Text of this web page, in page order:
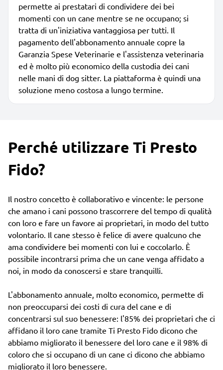
permette ai prestatari di condividere dei bei
momenti con un cane mentre se ne occupano; si
tratta di un'iniziativa vantaggiosa per tutti. Il
pagamento dell'abbonamento annuale copre la
Garanzia Spese Veterinarie e l'assistenza veterinaria
ed è molto più economico della custodia dei cani
nelle mani di dog sitter. La piattaforma è quindi una
soluzione meno costosa a lungo termine.
Perché utilizzare Ti Presto
Fido?
Il nostro concetto è collaborativo e vincente: le persone
che amano i cani possono trascorrere del tempo di qualità
con loro e fare un favore ai proprietari, in modo del tutto
volontario. Il cane stesso è felice di avere qualcuno che
ama condividere bei momenti con lui e coccolarlo. È
possibile incontrarsi prima che un cane venga affidato a
noi, in modo da conoscersi e stare tranquilli.
L'abbonamento annuale, molto economico, permette di
non preoccuparsi dei costi di cura del cane e di
concentrarsi sul suo benessere: l'85% dei proprietari che ci
affidano il loro cane tramite Ti Presto Fido dicono che
abbiamo migliorato il benessere del loro cane e il 98% di
coloro che si occupano di un cane ci dicono che abbiamo
migliorato il loro benessere.